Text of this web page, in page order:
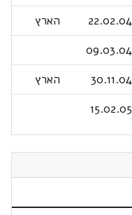
22.02.04
הארץ
09.03.04
30.11.04
הארץ
15.02.05